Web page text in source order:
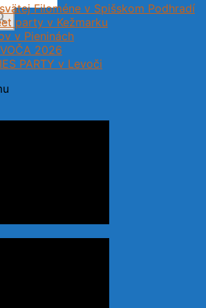
Filoméne v Spišskom Podhradí
party v Kežmarku
v Pieninách
2026
PARTY v Levoči